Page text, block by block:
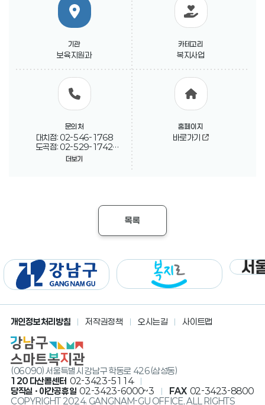
기관
보육지원과
카테고리
복지사업
문의처
대치점: 02-546-1768
도곡점: 02-529-1742
수서점: 02-451-1797
더보기
홈페이지
바로가기
목록
개인정보처리방침 저작권정책 오시는길 사이트맵
(06090) 서울특별시 강남구 학동로 426(삼성동)
120 다산콜센터 02-3423-5114
당직실 · 야간공휴일 02-3423-6000~3 FAX 02-3423-8800
COPYRIGHT 2024. GANGNAM-GU OFFICE, ALL RIGHTS